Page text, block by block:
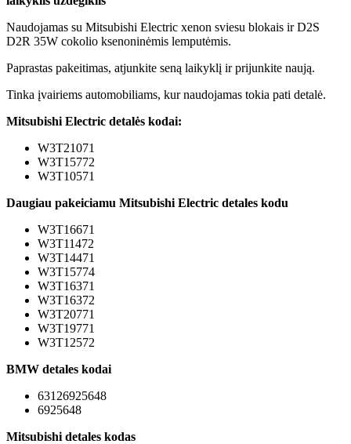
Naudojamas su Mitsubishi Electric xenon sviesu blokais ir D2S
D2R 35W cokolio ksenoninėmis lemputėmis.
Paprastas pakeitimas, atjunkite seną laikyklį ir prijunkite naują.
Tinka įvairiems automobiliams, kur naudojamas tokia pati detalė.
Mitsubishi Electric detalės kodai:
W3T21071
W3T15772
W3T10571
Daugiau pakeiciamu Mitsubishi Electric detales kodu
W3T16671
W3T11472
W3T14471
W3T15774
W3T16371
W3T16372
W3T20771
W3T19771
W3T12572
BMW detales kodai
63126925648
6925648
Mitsubishi detales kodas